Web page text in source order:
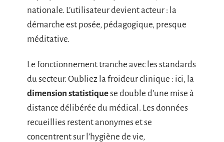
nationale. L’utilisateur devient acteur : la
démarche est posée, pédagogique, presque
méditative.
Le fonctionnement tranche avec les standards
du secteur. Oubliez la froideur clinique : ici, la
dimension statistiquese double d’une mise à
distance délibérée du médical. Les données
recueillies restent anonymes et se
concentrent sur l’hygiène de vie,